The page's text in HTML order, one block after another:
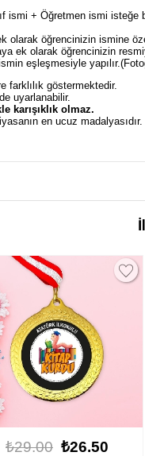
ismi + Öğretmen ismi isteğe
olarak öğrencinizin ismine
ek olarak öğrencinizin
eşleşmesiyle
farklılık göstermektedir.
uyarlanabilir.
karışıklık olmaz.
en ucuz madalyasıdır.
₺29.00 ₺26.50